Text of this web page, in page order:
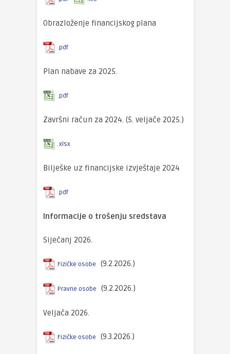
Obrazloženje financijskog plana
.pdf
Plan nabave za 2025.
.pdf
Završni račun za 2024. (5. veljače 2025.)
.xlsx
Bilješke uz financijske izvještaje 2024
.pdf
Informacije o trošenju sredstava
Siječanj 2026.
Fizičke osobe (9.2.2026.)
Pravne osobe (9.2.2026.)
Veljača 2026.
Fizičke osobe (9.3.2026.)